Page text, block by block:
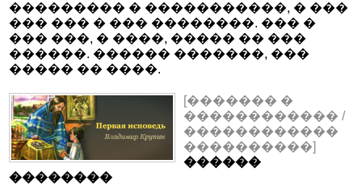
��������� � �����������, � ���
��� ��� � ��� ��������. ��� �
��� ���, � ����, ����� �� ���
������. ������ �������, ���
����� �� ����.
[������� �
������������ /
������������
����������]
������
��������